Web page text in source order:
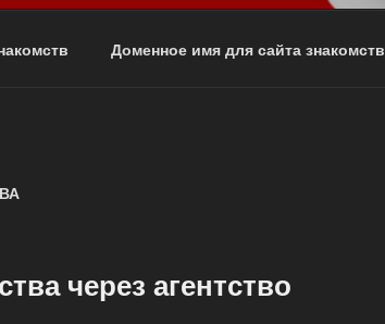
Доменное имя для сайта знакомств
через агентство